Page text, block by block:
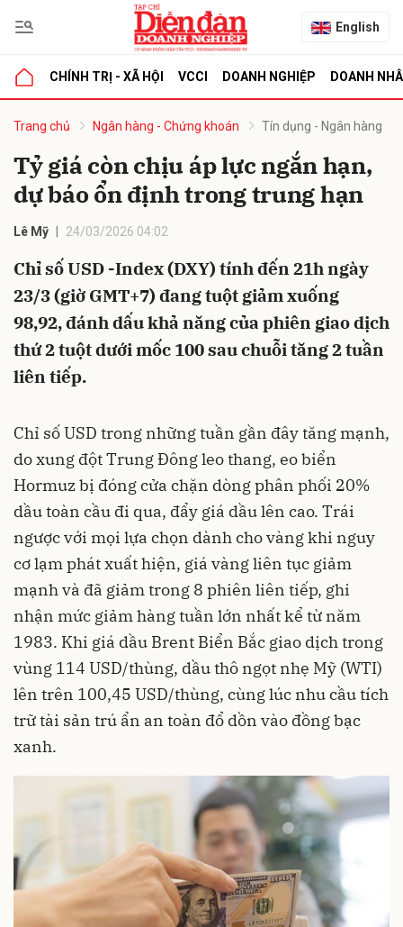
English
CHÍNH TRỊ - XÃ HỘI VCCI DOANH NGHIỆP DOANH
Trang chủ Ngân hàng - Chứng khoán Tín dụng - Ngân hàng
Tỷ giá còn chịu áp lực ngắn hạn,
dự báo ổn định trong trung hạn
Lê Mỹ 24/03/2026 04:02
Chỉ số USD -Index (DXY) tính đến 21h ngày
23/3 (giờ GMT+7) đang tuột giảm xuống
98,92, đánh dấu khả năng của phiên giao dịch
thứ 2 tuột dưới mốc 100 sau chuỗi tăng 2 tuần
liên tiếp.
Chỉ số USD trong những tuần gần đây tăng mạnh,
do xung đột Trung Đông leo thang, eo biển
Hormuz bị đóng cửa chặn dòng phân phối 20%
dầu toàn cầu đi qua, đẩy giá dầu lên cao. Trái
ngược với mọi lựa chọn dành cho vàng khi nguy
cơ lạm phát xuất hiện, giá vàng liên tục giảm
mạnh và đã giảm trong 8 phiên liên tiếp, ghi
nhận mức giảm hàng tuần lớn nhất kể từ năm
1983. Khi giá dầu Brent Biển Bắc giao dịch trong
vùng 114 USD/thùng, dầu thô ngọt nhẹ Mỹ (WTI)
lên trên 100,45 USD/thùng, cùng lúc nhu cầu tích
trữ tài sản trú ẩn an toàn đổ dồn vào đồng bạc
xanh.
luận
Hủy